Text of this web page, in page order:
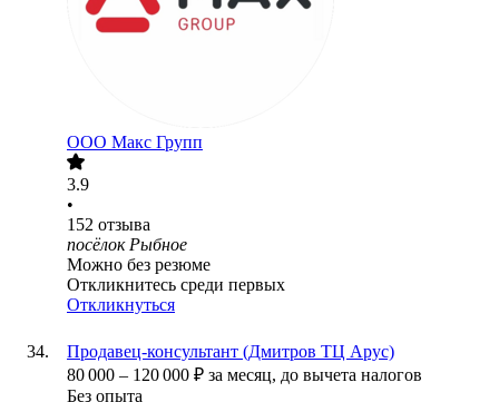
ООО Макс Групп
3.9
•
152 отзыва
посёлок Рыбное
Можно без резюме
Откликнитесь среди первых
Откликнуться
Продавец-консультант (Дмитров ТЦ Арус)
80 000 – 120 000 ₽ за месяц, до вычета налогов
Без опыта